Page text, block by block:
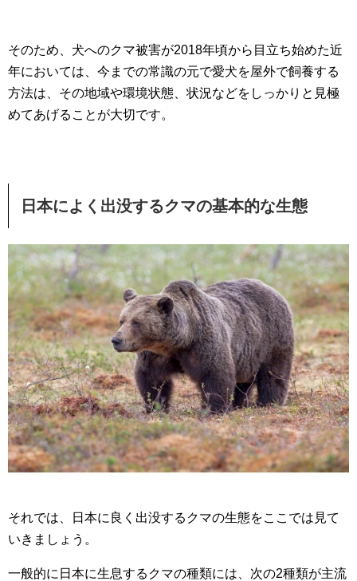
そのため、犬へのクマ被害が2018年頃から目立ち始めた近
年においては、今までの常識の元で愛犬を屋外で飼養する
方法は、その地域や環境状態、状況などをしっかりと見極
めてあげることが大切です。
日本によく出没するクマの基本的な生態
それでは、日本に良く出没するクマの生態をここでは見て
いきましょう。
一般的に日本に生息するクマの種類には、次の2種類が主流